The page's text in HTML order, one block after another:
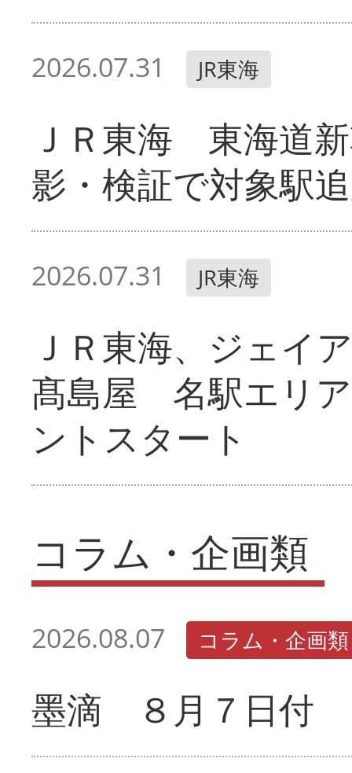
2026.07.31 JR東海
ＪＲ東海 東海道
影・検証で対象駅
2026.07.31 JR東海
ＪＲ東海、ジェイ
髙島屋 名駅エリ
ントスタート
コラム・企画類
2026.08.07 コラム・企画類
墨滴 ８月７日付